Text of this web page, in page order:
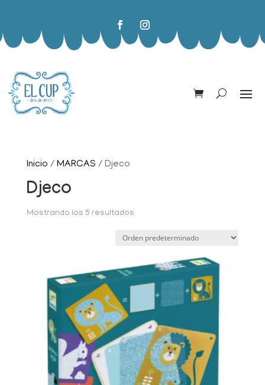
Inicio / MARCAS / Djeco
Djeco
Mostrando los 5 resultados